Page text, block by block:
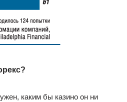
каким бы казино он ни